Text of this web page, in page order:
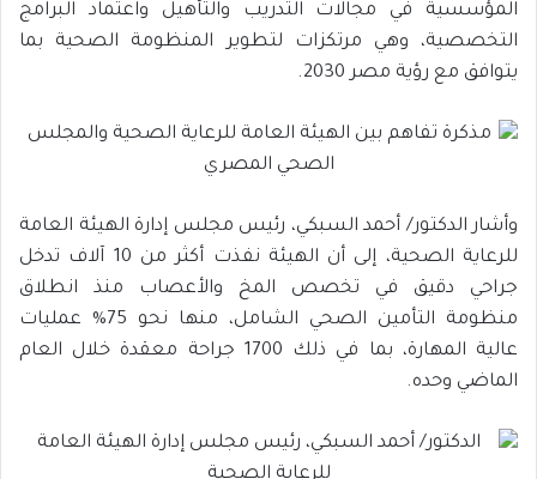
المؤسسية في مجالات التدريب والتأهيل واعتماد البرامج
التخصصية، وهي مرتكزات لتطوير المنظومة الصحية بما
يتوافق مع رؤية مصر 2030.
وأشار الدكتور/ أحمد السبكي، رئيس مجلس إدارة الهيئة العامة
للرعاية الصحية، إلى أن الهيئة نفذت أكثر من 10 آلاف تدخل
جراحي دقيق في تخصص المخ والأعصاب منذ انطلاق
منظومة التأمين الصحي الشامل، منها نحو 75% عمليات
عالية المهارة، بما في ذلك 1700 جراحة معقدة خلال العام
الماضي وحده.